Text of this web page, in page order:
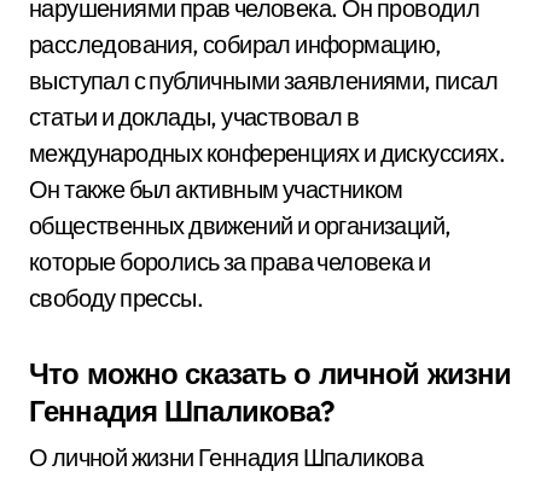
нарушениями прав человека. Он проводил
расследования, собирал информацию,
выступал с публичными заявлениями, писал
статьи и доклады, участвовал в
международных конференциях и дискуссиях.
Он также был активным участником
общественных движений и организаций,
которые боролись за права человека и
свободу прессы.
Что можно сказать о личной жизни
Геннадия Шпаликова?
О личной жизни Геннадия Шпаликова